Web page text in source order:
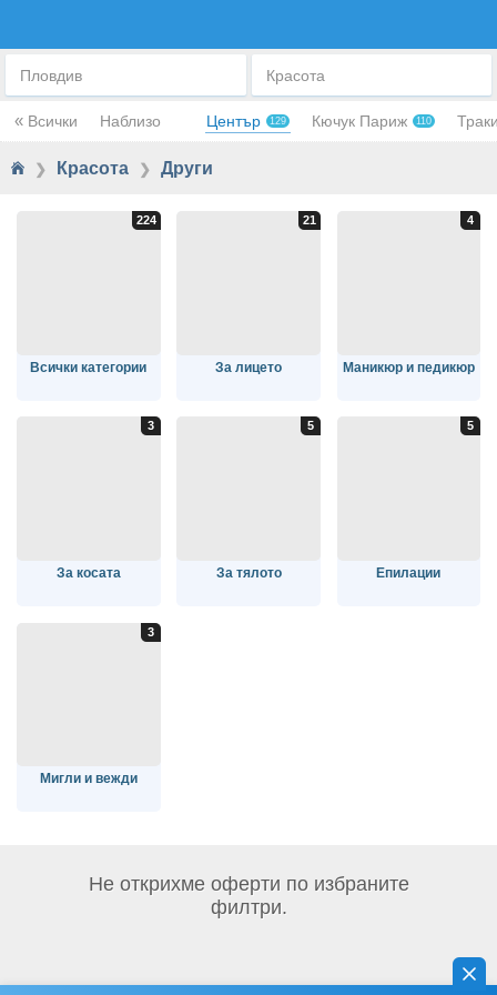
Пловдив Красота
« Всички Наблизо Център 129 Кючук Париж 110
❯ Красота ❯ Други
Всички категории За лицето Маникюр и педикюр
За косата За тялото Епилации
Мигли и вежди
Не открихме оферти по избраните
филтри.